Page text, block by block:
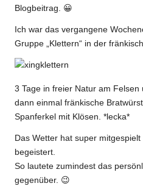
Blogbeitrag. 😀
Ich war das vergangene
Gruppe „Klettern“ in der
3 Tage in freier Natur am Felsen
dann einmal fränkische
Spanferkel mit Klösen. *lecka*
Das Wetter hat super
begeistert.
So lautete zumindest das
gegenüber. 😉